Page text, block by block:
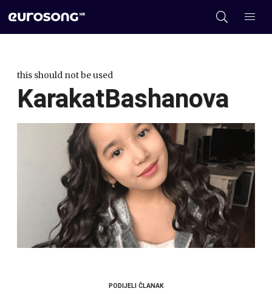
this should not be used
KarakatBashanova
PODIJELI ČLANAK